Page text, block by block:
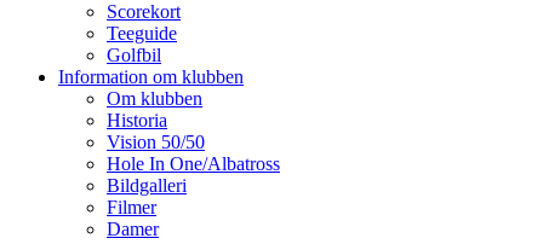
Scorekort
Teeguide
Golfbil
Information om klubben
Om klubben
Historia
Vision 50/50
Hole In One/Albatross
Bildgalleri
Filmer
Damer